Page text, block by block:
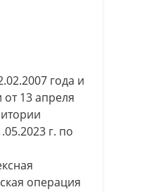
года и
13 апреля
г. по
операция